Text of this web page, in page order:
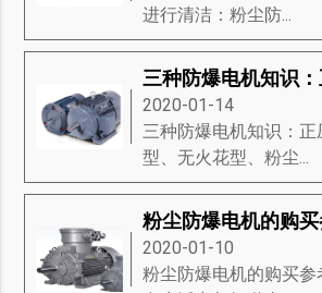
进行清洁：粉尘防...
2020-01-14
三种防爆电机知识：正
型、无火花型、粉尘...
粉尘防爆电机的购
2020-01-10
粉尘防爆电机的购买参